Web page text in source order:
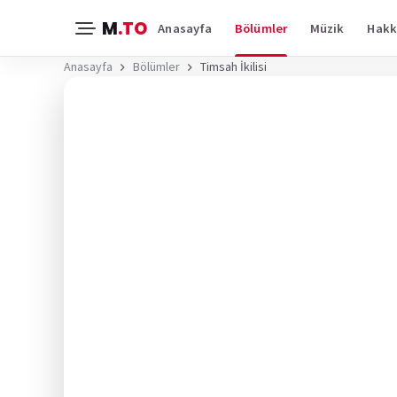
M.TO Anasayfa Bölümler Müzik
Anasayfa Bölümler Timsah İkilisi